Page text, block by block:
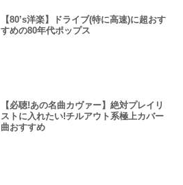
【80’s洋楽】ドライブ(特に高速)に超おす
すめの80年代ポップス
【必聴!あの名曲カヴァー】絶対プレイリ
ストに入れたい!チルアウト系極上カバー
曲おすすめ